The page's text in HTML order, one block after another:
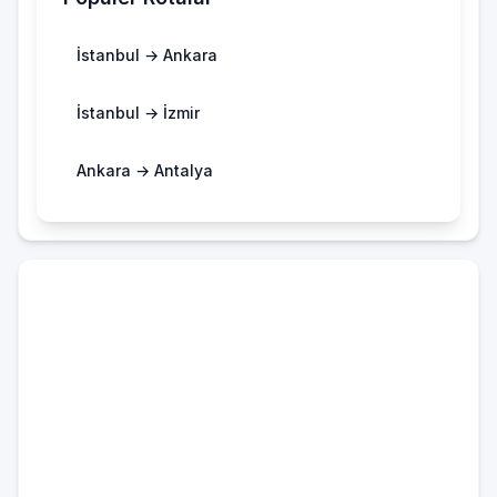
İstanbul → Ankara
İstanbul → İzmir
Ankara → Antalya